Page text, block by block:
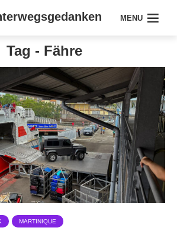
MENU
Tag - Fähre
MARTINIQUE